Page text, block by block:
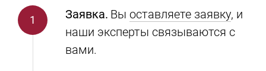
Заявка. Вы оставляете заявку, и
наши эксперты связываются с
вами.